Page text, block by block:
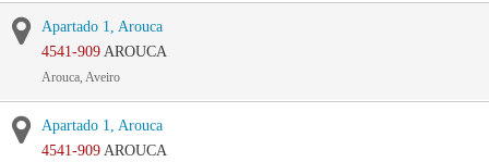
Apartado 1, Arouca
4541-909 AROUCA
Arouca, Aveiro
Apartado 1, Arouca
4541-909 AROUCA